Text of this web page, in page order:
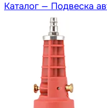
Каталог — Подвеска